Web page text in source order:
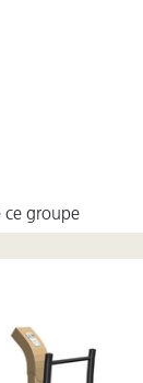
ce groupe